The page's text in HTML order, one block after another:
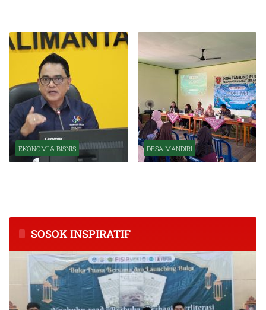
EKONOMI & BISNIS DESA MANDIRI
SOSOK INSPIRATIF